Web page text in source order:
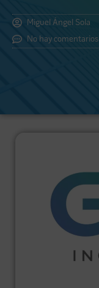
Miguel Ángel Sola
No hay comentarios